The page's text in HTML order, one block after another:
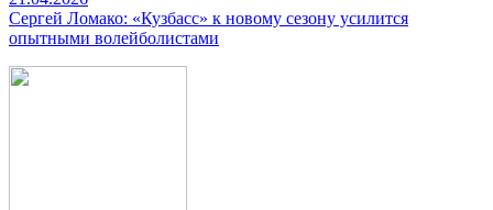
Сергей Ломако: «Кузбасс» к новому сезону усилится
опытными волейболистами